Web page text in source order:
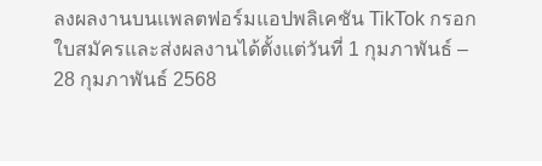
ลงผลงานบนเเพลตฟอร์มแอปพลิเคชัน TikTok กรอก
ใบสมัครและส่งผลงานได้ตั้งแต่วันที่ 1 กุมภาพันธ์ –
28 กุมภาพันธ์ 2568